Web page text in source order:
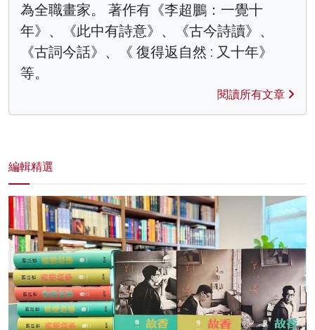
為全職畫家。 著作有《李超鵬：一覺十
年》、《此中有詩意》、《古今詩讀》、
《古詞今話》、《 復得返自然 : 又十年》
等。
閱讀所有文章
編輯精選